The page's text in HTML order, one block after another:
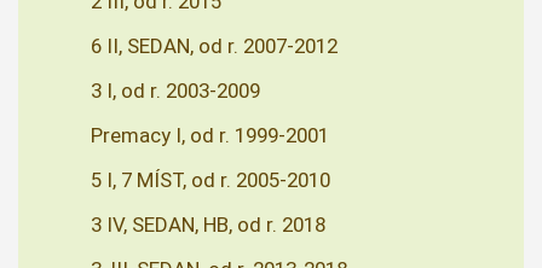
6 II, SEDAN, od r. 2007-2012
3 I, od r. 2003-2009
Premacy I, od r. 1999-2001
5 I, 7 MÍST, od r. 2005-2010
3 IV, SEDAN, HB, od r. 2018